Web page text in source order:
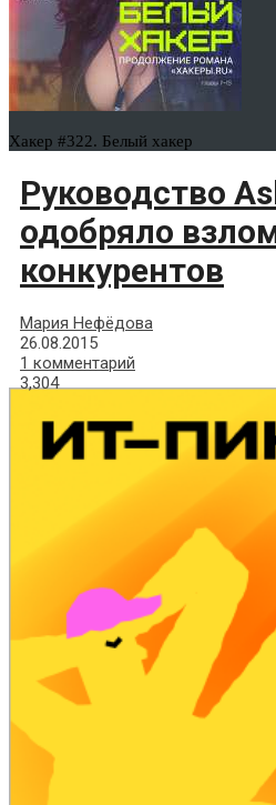
Хакер #322. Белый хакер
Руководство
одобряло
конкурентов
Мария Нефёдова
26.08.2015
1 комментарий
3,304